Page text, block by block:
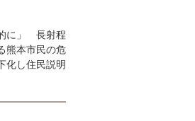
に」 長射程
熊本市民の危
し住民説明